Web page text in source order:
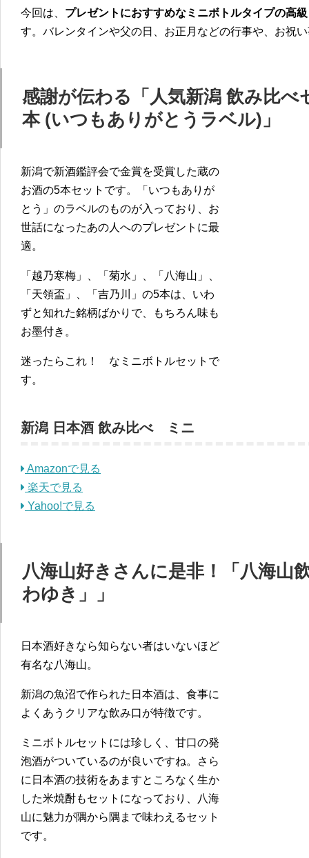
今回は、 プレゼントにおすすめなミニボトルタイプの高
す。バレンタインや父の日、お正月などの行事や、お祝
感謝が伝わる「人気新潟 飲み比べ
本 (いつもありがとうラベル)」
新潟で新酒鑑評会で金賞を受賞した蔵の
お酒の5本セットです。「いつもありが
とう」のラベルのものが入っており、お
世話になったあの人へのプレゼントに最
適。
「越乃寒梅」、「菊水」、「八海山」、
「天領盃」、「吉乃川」の5本は、いわ
ずと知れた銘柄ばかりで、もちろん味も
お墨付き。
迷ったらこれ！ なミニボトルセットで
す。
新潟 日本酒 飲み比べ ミニ
Amazonで見る
楽天で見る
Yahoo!で見る
八海山好きさんに是非！「八海
わゆき」」
日本酒好きなら知らない者はいないほど
有名な八海山。
新潟の魚沼で作られた日本酒は、食事に
よくあうクリアな飲み口が特徴です。
ミニボトルセットには珍しく、甘口の発
泡酒がついているのが良いですね。さら
に日本酒の技術をあますところなく生か
した米焼酎もセットになっており、八海
山に魅力が隅から隅まで味わえるセット
です。